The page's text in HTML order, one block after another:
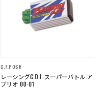
C.F.POSH
レーシングC.D.I. スーパーバトル ア
プリオ 00-01